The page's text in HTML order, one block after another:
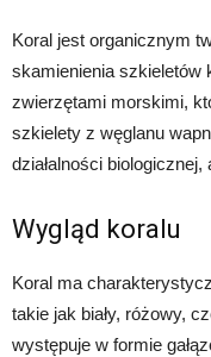
Koral jest organicznym
skamienienia szkieletów
zwierzętami morskimi,
szkielety z węglanu
działalności biologicznej,
Wygląd koralu
Koral ma
takie jak biały, różowy,
występuje w formie